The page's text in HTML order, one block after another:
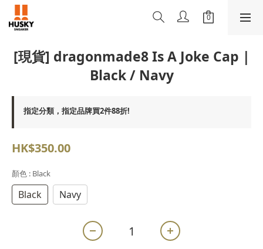
[現貨] dragonmade8 Is A Joke Cap |
Black / Navy
指定分類，指定品牌買2件88折!
HK$350.00
顏色 : Black
Black Navy